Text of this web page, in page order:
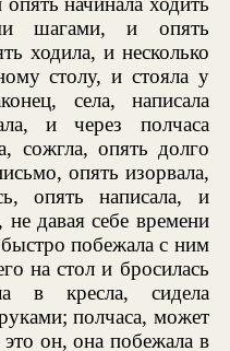
шагами, и опять
ходила, и несколько
столу, и стояла у
села, написала
и через полчаса
сожгла, опять долго
опять изорвала,
опять написала, и
не давая себе времени
побежала с ним
на стол и бросилась
в кресла, сидела
полчаса, может
он, она побежала в